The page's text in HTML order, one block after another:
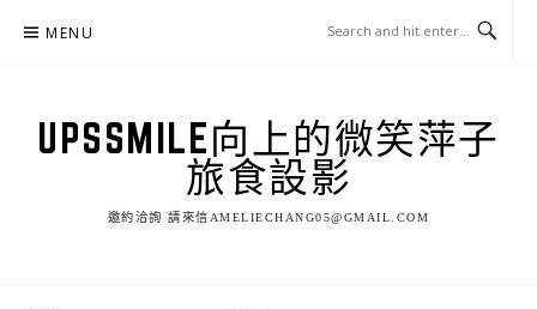
MENU
UPSSMILE向上的微笑萍子
旅食設影
邀約洽詢 請來信AMELIECHANG05@GMAIL.COM